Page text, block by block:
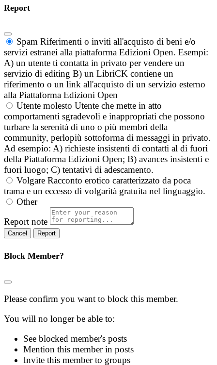
Report
Spam Riferimenti o inviti all'acquisto di beni e/o
servizi estranei alla piattaforma Edizioni Open. Esempi:
A) un utente ti contatta in privato per vendere un
servizio di editing B) un LibriCK contiene un
riferimento o un link all'acquisto di un servizio esterno
alla Piattaforma Edizioni Open
Utente molesto Utente che mette in atto
comportamenti sgradevoli e inappropriati che possono
turbare la serenità di uno o più membri della
community, perlopiù sottoforma di messaggi in privato.
Ad esempio: A) richieste insistenti di contatti al di fuori
della Piattaforma Edizioni Open; B) avances insistenti e
fuori luogo; C) tentativi di adescamento.
Volgare Racconto erotico caratterizzato da poca
trama e un eccesso di volgarità gratuita nel linguaggio.
Other
Report note
Report
Block Member?
Please confirm you want to block this member.
You will no longer be able to:
See blocked member's posts
Mention this member in posts
Invite this member to groups